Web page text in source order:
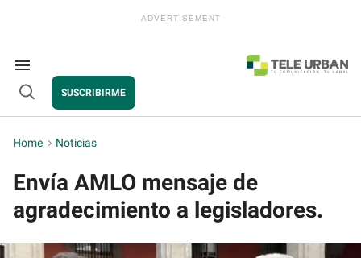
Search
&
Section
Navigation
Open
SUSCRIBIRME
Home > Noticias
Envía AMLO mensaje de
agradecimiento a legisladores.